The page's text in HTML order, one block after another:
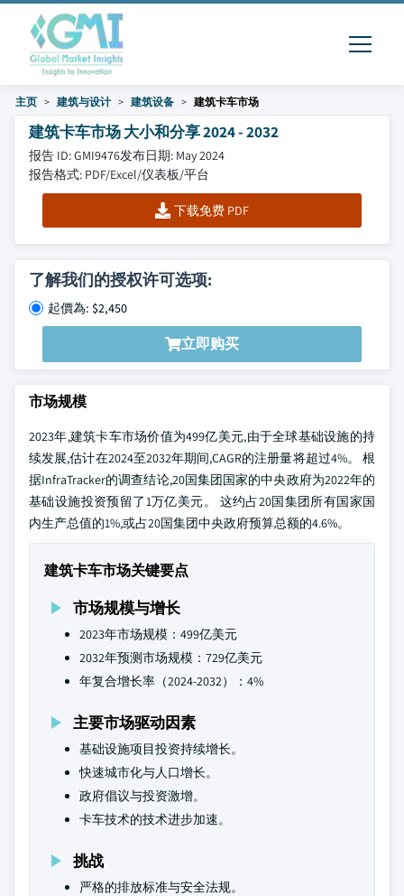
主页 建筑与设计 建筑设备 建筑卡车市场
建筑卡车市场 大小和分享 2024 - 2032
报告 ID: GMI9476发布日期: May 2024
报告格式: PDF/Excel/仪表板/平台
下载免费 PDF
了解我们的授权许可选项:
起價為: $2,450
立即购买
市场规模
2023年,建筑卡车市场价值为499亿美元,由于全球基础设施的持
续发展,估计在2024至2032年期间,CAGR的注册量将超过4%。 根
据InfraTracker的调查结论,20国集团国家的中央政府为2022年的
基础设施投资预留了1万亿美元。 这约占20国集团所有国家国
内生产总值的1%,或占20国集团中央政府预算总额的4.6%。
建筑卡车市场关键要点
市场规模与增长
2023年市场规模：499亿美元
2032年预测市场规模：729亿美元
年复合增长率（2024-2032）：4%
主要市场驱动因素
基础设施项目投资持续增长。
快速城市化与人口增长。
政府倡议与投资激增。
卡车技术的技术进步加速。
挑战
严格的排放标准与安全法规。